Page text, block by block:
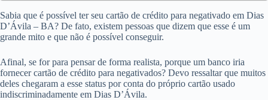
Sabia que é possível ter seu cartão de crédito para negativado em Dias
D’Ávila – BA? De fato, existem pessoas que dizem que esse é um
grande mito e que não é possível conseguir.
Afinal, se for para pensar de forma realista, porque um banco iria
fornecer cartão de crédito para negativados? Devo ressaltar que muitos
deles chegaram a esse status por conta do próprio cartão usado
indiscriminadamente em Dias D’Ávila.